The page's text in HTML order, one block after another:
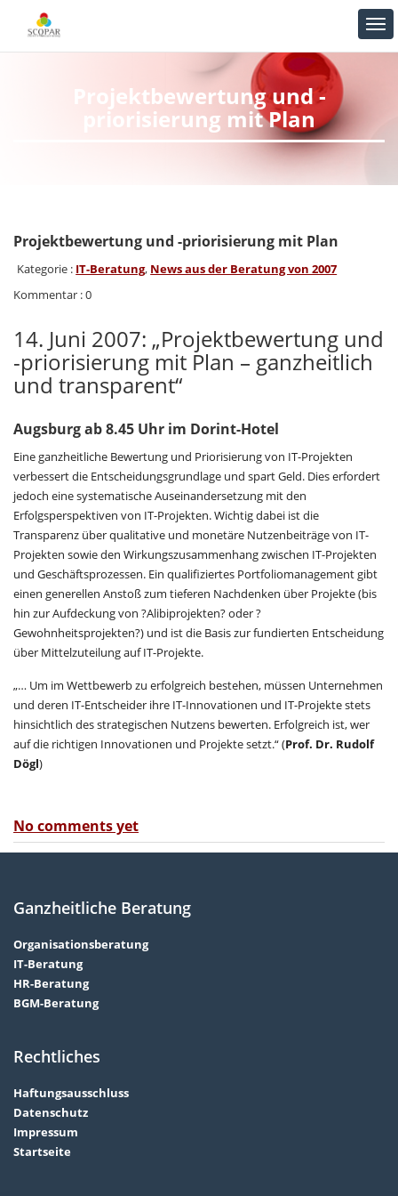
Projektbewertung und -
priorisierung mit Plan
Projektbewertung und -priorisierung mit Plan
Kategorie : IT-Beratung, News aus der Beratung von 2007
Kommentar : 0
14. Juni 2007: „Projektbewertung und
-priorisierung mit Plan – ganzheitlich
und transparent“
Augsburg ab 8.45 Uhr im Dorint-Hotel
Eine ganzheitliche Bewertung und Priorisierung von IT-Projekten
verbessert die Entscheidungsgrundlage und spart Geld. Dies erfordert
jedoch eine systematische Auseinandersetzung mit den
Erfolgsperspektiven von IT-Projekten. Wichtig dabei ist die
Transparenz über qualitative und monetäre Nutzenbeiträge von IT-
Projekten sowie den Wirkungszusammenhang zwischen IT-Projekten
und Geschäftsprozessen. Ein qualifiziertes Portfoliomanagement gibt
einen generellen Anstoß zum tieferen Nachdenken über Projekte (bis
hin zur Aufdeckung von ?Alibiprojekten? oder ?
Gewohnheitsprojekten?) und ist die Basis zur fundierten Entscheidung
über Mittelzuteilung auf IT-Projekte.
„… Um im Wettbewerb zu erfolgreich bestehen, müssen Unternehmen
und deren IT-Entscheider ihre IT-Innovationen und IT-Projekte stets
hinsichtlich des strategischen Nutzens bewerten. Erfolgreich ist, wer
auf die richtigen Innovationen und Projekte setzt.“ (Prof. Dr. Rudolf
Dögl)
No comments yet
Ganzheitliche Beratung
Organisationsberatung
IT-Beratung
HR-Beratung
BGM-Beratung
Rechtliches
Haftungsausschluss
Datenschutz
Impressum
Startseite